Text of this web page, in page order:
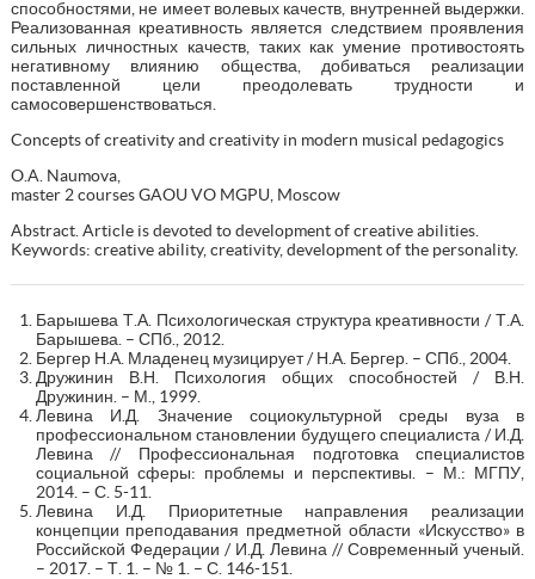
способностями, не имеет волевых качеств, внутренней выдержки.
Реализованная креативность является следствием проявления
сильных личностных качеств, таких как умение противостоять
негативному влиянию общества, добиваться реализации
поставленной цели преодолевать трудности и
самосовершенствоваться.
Concepts of creativity and creativity in modern musical pedagogics
O.A. Naumova,
master 2 courses GAOU VO MGPU, Moscow
Abstract. Article is devoted to development of creative abilities.
Keywords: creative ability, creativity, development of the personality.
Барышева Т.А. Психологическая структура креативности / Т.А.
Барышева. – СПб., 2012.
Бергер Н.А. Младенец музицирует / Н.А. Бергер. – СПб., 2004.
Дружинин В.Н. Психология общих способностей / В.Н.
Дружинин. – М., 1999.
Левина И.Д. Значение социокультурной среды вуза в
профессиональном становлении будущего специалиста / И.Д.
Левина // Профессиональная подготовка специалистов
социальной сферы: проблемы и перспективы. – М.: МГПУ,
2014. – С. 5-11.
Левина И.Д. Приоритетные направления реализации
концепции преподавания предметной области «Искусство» в
Российской Федерации / И.Д. Левина // Современный ученый.
– 2017. – Т. 1. – № 1. – С. 146-151.